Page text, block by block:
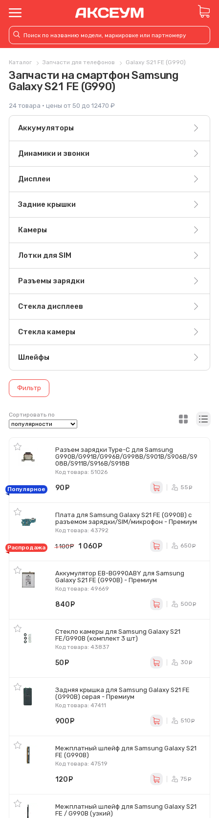
Каталог Запчасти для телефонов Galaxy S21 FE (G990)
Запчасти на смартфон Samsung
Galaxy S21 FE (G990)
24 товара · цены от 50 до 12470 ₽
Аккумуляторы
Динамики и звонки
Дисплеи
Задние крышки
Камеры
Лотки для SIM
Разъемы зарядки
Стекла дисплеев
Стекла камеры
Шлейфы
Фильтр
Сортировать по
Разъем зарядки Type-C для Samsung
G990B/G991B/G996B/G998B/S901B/S906B/S9
08B/S911B/S916B/S918B
Код товара: 51026
Популярное 90 55
Плата для Samsung Galaxy S21 FE (G990B) с
разъемом зарядки/SIM/микрофон - Премиум
Код товара: 43792
Распродажа 1 100 руб.
1 060 650
Аккумулятор EB-BG990ABY для Samsung
Galaxy S21 FE (G990B) - Премиум
Код товара: 49669
840 500
Стекло камеры для Samsung Galaxy S21
FE/G990B (комплект 3 шт)
Код товара: 43837
50 30
Задняя крышка для Samsung Galaxy S21 FE
(G990B) серая - Премиум
Код товара: 47411
900 510
Межплатный шлейф для Samsung Galaxy S21
FE (G990B)
Код товара: 47519
120 75
Межплатный шлейф для Samsung Galaxy S21
FE / G990B (узкий)